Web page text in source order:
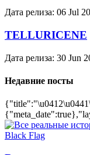
Дата релиза: 06 Jul
TELLURICENE
Дата релиза: 30 Jun
Недавние посты